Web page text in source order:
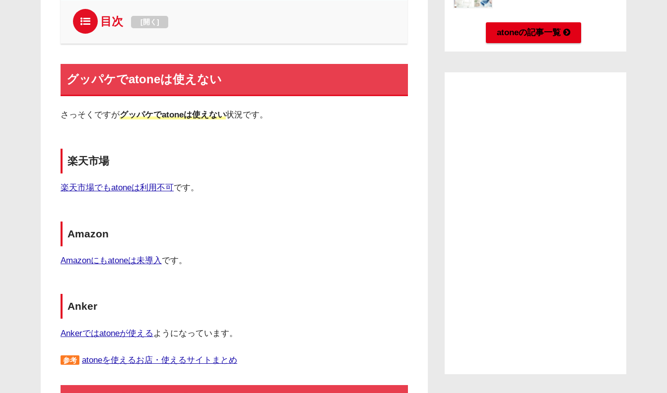
目次 [開く ]
グッパケでatoneは使えない
さっそくですがグッパケでatoneは使えない状況です。
楽天市場
楽天市場でもatoneは利用不可です。
Amazon
Amazonにもatoneは未導入 です。
Anker
Ankerではatoneが使える ようになっています。
参考 atoneを使えるお店・使えるサイトまとめ
atoneの記事一覧